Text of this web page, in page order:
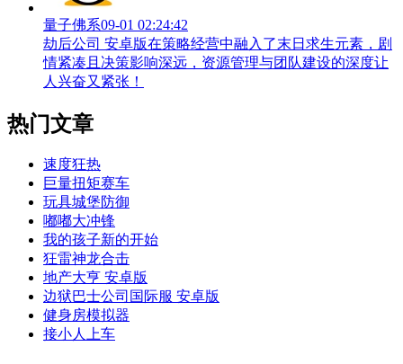
量子佛系09-01 02:24:42
劫后公司 安卓版在策略经营中融入了末日求生元素，剧
情紧凑且决策影响深远，资源管理与团队建设的深度让
人兴奋又紧张！
热门文章
速度狂热
巨量扭矩赛车
玩具城堡防御
嘟嘟大冲锋
我的孩子新的开始
狂雷神龙合击
地产大亨 安卓版
边狱巴士公司国际服 安卓版
健身房模拟器
接小人上车